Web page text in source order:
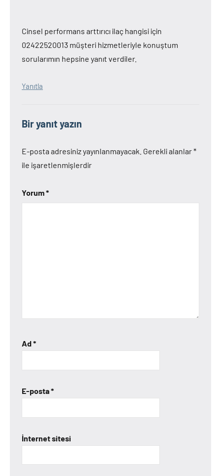
Cinsel performans arttırıcı ilaç hangisi için
02422520013 müşteri hizmetleriyle konuştum
sorularımın hepsine yanıt verdiler.
Yanıtla
Bir yanıt yazın
E-posta adresiniz yayınlanmayacak. Gerekli alanlar*
ile işaretlenmişlerdir
Yorum*
Ad*
E-posta*
İnternet sitesi